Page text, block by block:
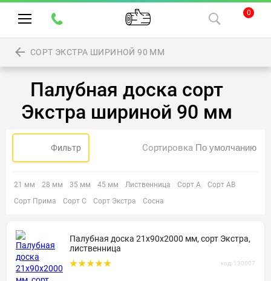
0
СОРТ ЭКСТРА ШИРИНОЙ 90 ММ
Палубная доска сорт
Экстра шириной 90 мм
Фильтр Сортировка
21 мм 28 мм 35 мм 45 мм Лиственница Сорт А
Сорт АВ
Сорт Прима
Сорт С Сорт Экстра Сосна
Палубная доска 21х90х2000 мм, сорт Экстра,
лиственница
код: 130007